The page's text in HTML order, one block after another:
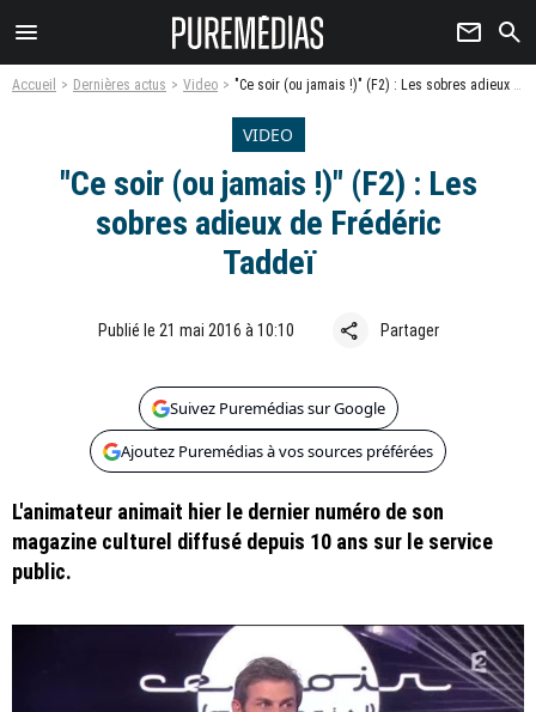
menu newsletter search
Accueil Dernières actus Video "Ce soir (ou jamais !)" (F2) : Les sobres adieux de Frédéric Taddeï
VIDEO
"Ce soir (ou jamais !)" (F2) : Les
sobres adieux de Frédéric
Taddeï
Publié le 21 mai 2016 à 10:10 share Partager
Suivez Puremédias sur Google
Ajoutez Puremédias à vos sources préférées
L'animateur animait hier le dernier numéro de son
magazine culturel diffusé depuis 10 ans sur le service
public.